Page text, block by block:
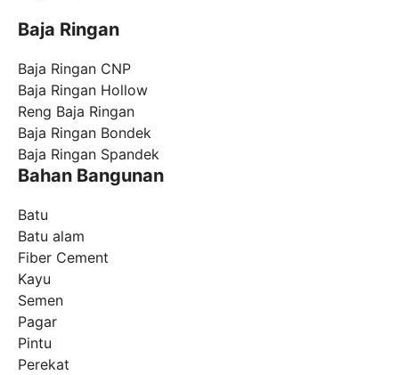
Baja Ringan
Baja Ringan CNP
Baja Ringan Hollow
Reng Baja Ringan
Baja Ringan Bondek
Baja Ringan Spandek
Bahan Bangunan
Batu
Batu alam
Fiber Cement
Kayu
Semen
Pagar
Pintu
Perekat